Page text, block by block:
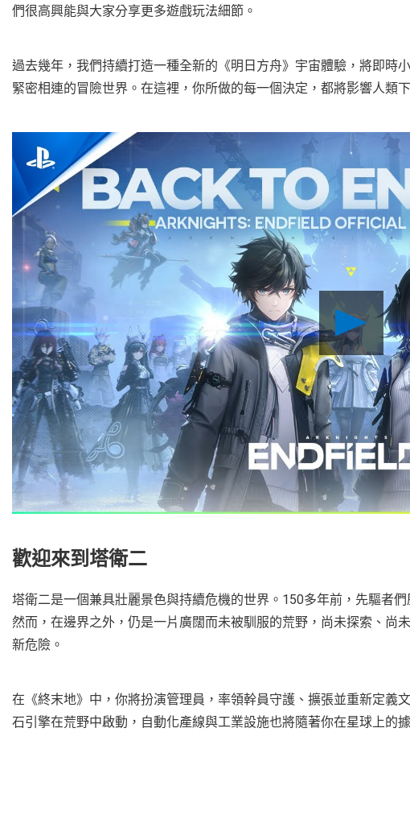
們很高興能與大家分享更多遊戲玩法細節。
過去幾年，我們持續打造一種全新的《明日方舟》宇宙體驗，將即時
緊密相連的冒險世界。在這裡，你所做的每一個決定，都將影響人類
Play
Video
歡迎來到塔衛二
塔衛二是一個兼具壯麗景色與持續危機的世界。150多年前，先驅者
然而，在邊界之外，仍是一片廣闊而未被馴服的荒野，尚未探索、尚
新危險。
在《終末地》中，你將扮演管理員，率領幹員守護、擴張並重新定義
石引擎在荒野中啟動，自動化產線與工業設施也將隨著你在星球上的